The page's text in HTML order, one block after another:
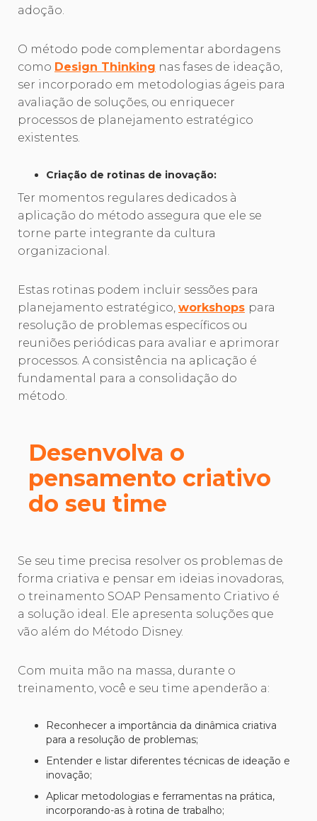
adoção.
O método pode complementar abordagens
como Design Thinking nas fases de ideação,
ser incorporado em metodologias ágeis para
avaliação de soluções, ou enriquecer
processos de planejamento estratégico
existentes.
Criação de rotinas de inovação:
Ter momentos regulares dedicados à
aplicação do método assegura que ele se
torne parte integrante da cultura
organizacional.
Estas rotinas podem incluir sessões para
planejamento estratégico, workshops para
resolução de problemas específicos ou
reuniões periódicas para avaliar e aprimorar
processos. A consistência na aplicação é
fundamental para a consolidação do
método.
Desenvolva o
pensamento criativo
do seu time
Se seu time precisa resolver os problemas de
forma criativa e pensar em ideias inovadoras,
o treinamento SOAP Pensamento Criativo é
a solução ideal. Ele apresenta soluções que
vão além do Método Disney.
Com muita mão na massa, durante o
treinamento, você e seu time apenderão a:
Reconhecer a importância da dinâmica criativa
para a resolução de problemas;
Entender e listar diferentes técnicas de ideação e
inovação;
Aplicar metodologias e ferramentas na prática,
incorporando-as à rotina de trabalho;